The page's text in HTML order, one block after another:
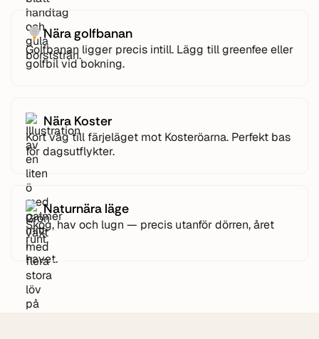
Nära golfbanan
Golfbanan ligger precis intill. Lägg till greenfee eller
golfbil vid bokning.
Nära Koster
Kort väg till färjeläget mot Kosteröarna. Perfekt bas
för dagsutflykter.
Naturnära läge
Skog, hav och lugn — precis utanför dörren, året
runt.